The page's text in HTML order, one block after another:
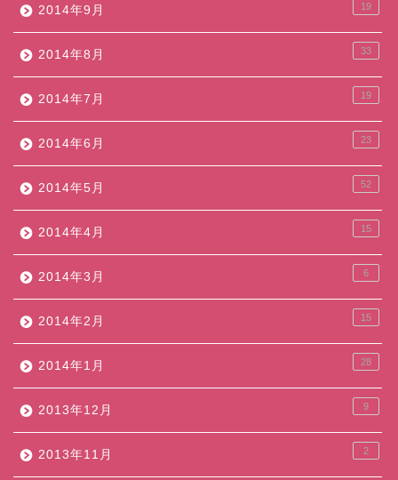
2014年9月 19
2014年8月 33
2014年7月 19
2014年6月 23
2014年5月 52
2014年4月 15
2014年3月 6
2014年2月 15
2014年1月 28
2013年12月 9
2013年11月 2